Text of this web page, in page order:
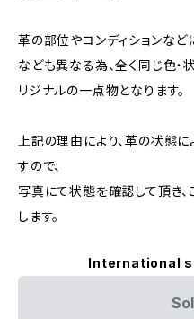
革の部位やコンディションな
なども異なる為、全く同じ色・
リジナルの一点物となります。
上記の理由により、革の状態
すので、
写真にて状態を確認して頂き
します。
International